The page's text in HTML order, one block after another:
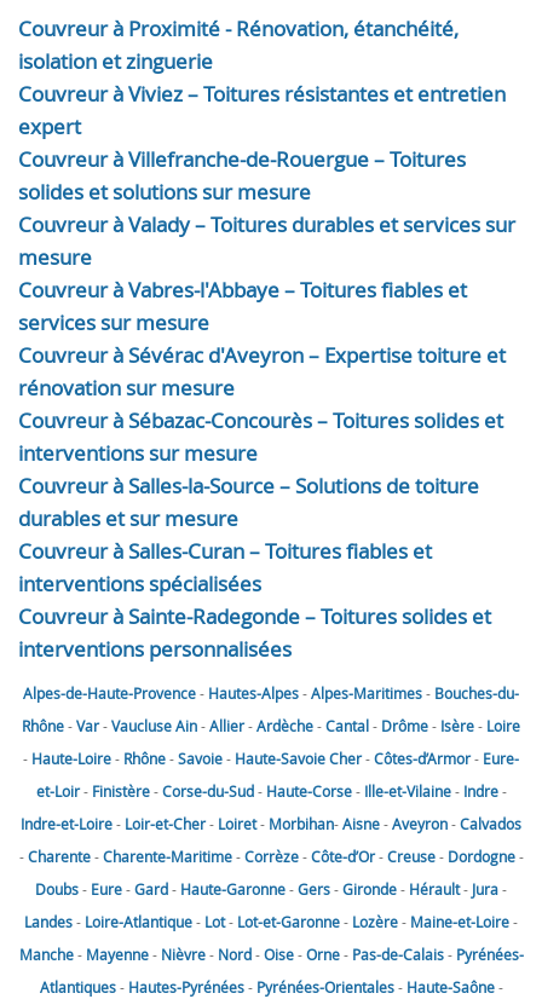
Couvreur à Proximité - Rénovation, étanchéité,
isolation et zinguerie
Couvreur à Viviez – Toitures résistantes et entretien
expert
Couvreur à Villefranche-de-Rouergue – Toitures
solides et solutions sur mesure
Couvreur à Valady – Toitures durables et services sur
mesure
Couvreur à Vabres-l'Abbaye – Toitures fiables et
services sur mesure
Couvreur à Sévérac d'Aveyron – Expertise toiture et
rénovation sur mesure
Couvreur à Sébazac-Concourès – Toitures solides et
interventions sur mesure
Couvreur à Salles-la-Source – Solutions de toiture
durables et sur mesure
Couvreur à Salles-Curan – Toitures fiables et
interventions spécialisées
Couvreur à Sainte-Radegonde – Toitures solides et
interventions personnalisées
Alpes-de-Haute-Provence- Hautes-Alpes-Alpes-Maritimes- Bouches-du-
Rhône-Var-VaucluseAin-Allier-Ardèche-Cantal- Drôme- Isère- Loire
- Haute-Loire- Rhône-Savoie- Haute-SavoieCher-Côtes-d’Armor- Eure-
et-Loir- Finistère-Corse-du-Sud- Haute-Corse- Ille-et-Vilaine- Indre-
Indre-et-Loire- Loir-et-Cher- Loiret- Morbihan-Aisne-Aveyron-Calvados
-Charente-Charente-Maritime-Corrèze-Côte-d’Or-Creuse- Dordogne-
Doubs- Eure-Gard- Haute-Garonne-Gers-Gironde- Hérault- Jura-
Landes- Loire-Atlantique- Lot- Lot-et-Garonne- Lozère- Maine-et-Loire-
Manche- Mayenne- Nièvre- Nord-Oise-Orne- Pas-de-Calais- Pyrénées-
Atlantiques- Hautes-Pyrénées- Pyrénées-Orientales- Haute-Saône-